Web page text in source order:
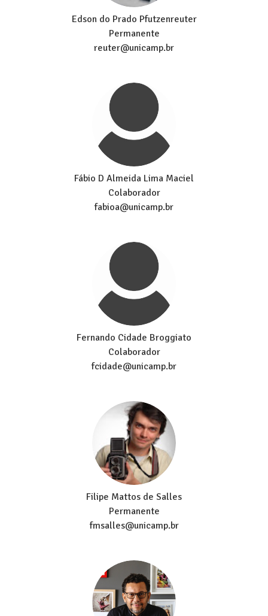
Edson do Prado Pfutzenreuter
Permanente
reuter@unicamp.br
Fábio D Almeida Lima Maciel
Colaborador
fabioa@unicamp.br
Fernando Cidade Broggiato
Colaborador
fcidade@unicamp.br
Filipe Mattos de Salles
Permanente
fmsalles@unicamp.br